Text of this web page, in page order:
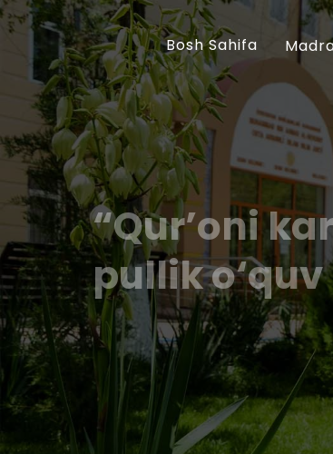
Bosh Sahifa
“Qur’oni
pullik
O‘zbekiston Respublikasi
takomillashtirish chora-tadbirlari
Farmoni bilan tasdiqlangan
vazifalar ijrosini ta`minlash
30 apreldagi 01A/056-sonli
ibn Ahmad al-Bernuiy
tajvid” o‘rgatish bo‘yicha pullik